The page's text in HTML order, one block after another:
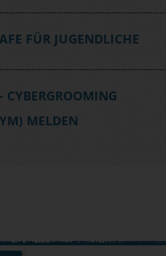
FÜR JUGENDLICHE
CYBERGROOMING
MELDEN